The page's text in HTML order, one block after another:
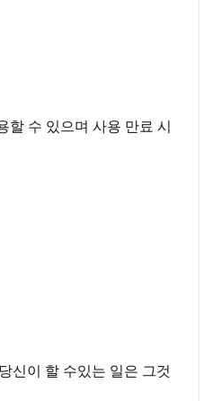
할 수 있으며 사용 만료 시
신이 할 수있는 일은 그것